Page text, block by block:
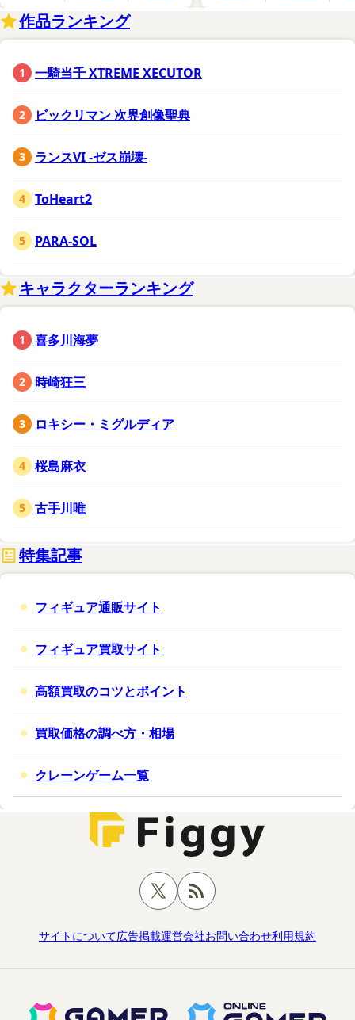
作品ランキング
一騎当千 XTREME XECUTOR
ビックリマン 次界創像聖典
ランスVI -ゼス崩壊-
ToHeart2
PARA-SOL
キャラクターランキング
喜多川海夢
時崎狂三
ロキシー・ミグルディア
桜島麻衣
古手川唯
特集記事
フィギュア通販サイト
フィギュア買取サイト
高額買取のコツとポイント
買取価格の調べ方・相場
クレーンゲーム一覧
サイトについて広告掲載運営会社お問い合わせ利用規約